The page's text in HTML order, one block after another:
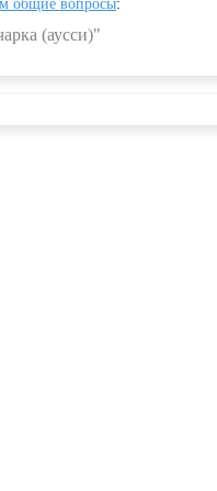
общие вопросы:
(аусси)"